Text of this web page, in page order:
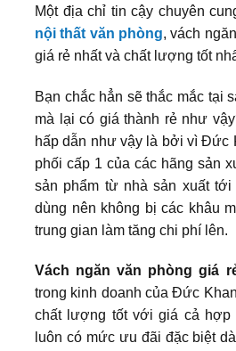
Một địa chỉ tin cậy chuyên
nội thất văn phòng, vách
giá rẻ nhất và chất lượng tốt
Bạn chắc hẳn sẽ thắc mắc tại
mà lại có giá thành rẻ như
hấp dẫn như vậy là bởi vì Đức
phối cấp 1 của các hãng sản
sản phẩm từ nhà sản xuất
dùng nên không bị các khâu
trung gian làm tăng chi phí lên.
Vách ngăn văn phòng giá
trong kinh doanh của Đức
chất lượng tốt với giá cả hợp
luôn có mức ưu đãi đặc biệt